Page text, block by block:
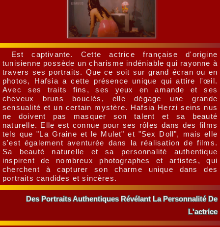
Est captivante. Cette actrice française d'origine
tunisienne possède un charisme indéniable qui rayonne à
travers ses portraits. Que ce soit sur grand écran ou en
photos, Hafsia a cette présence unique qui attire l'œil.
Avec ses traits fins, ses yeux en amande et ses
cheveux bruns bouclés, elle dégage une grande
sensualité et un certain mystère. Hafsia Herzi seins nus
ne doivent pas masquer son talent et sa beauté
naturelle. Elle est connue pour ses rôles dans des films
tels que "La Graine et le Mulet" et "Sex Doll", mais elle
s'est également aventurée dans la réalisation de films.
Sa beauté naturelle et sa personnalité authentique
inspirent de nombreux photographes et artistes, qui
cherchent à capturer son charme unique dans des
portraits candides et sincères.
Des Portraits Authentiques Révélant La Personnalité De
L'actrice